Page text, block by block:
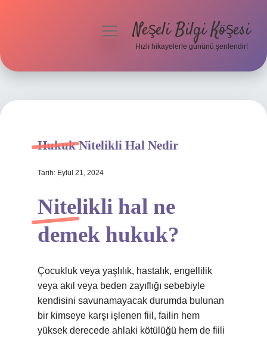
Hakkımızda
menüyüNeşeli Bilgi Köşesi
Hızlı hikayelerle gününü şenlendir!
Hukuk Nitelikli Hal Nedir
Tarih: Eylül 21, 2024
Nitelikli hal ne
demek hukuk?
Çocukluk veya yaşlılık, hastalık, engellilik
veya akıl veya beden zayıflığı sebebiyle
kendisini savunamayacak durumda bulunan
bir kimseye karşı işlenen fiil, failin hem
yüksek derecede ahlaki kötülüğü hem de fiili